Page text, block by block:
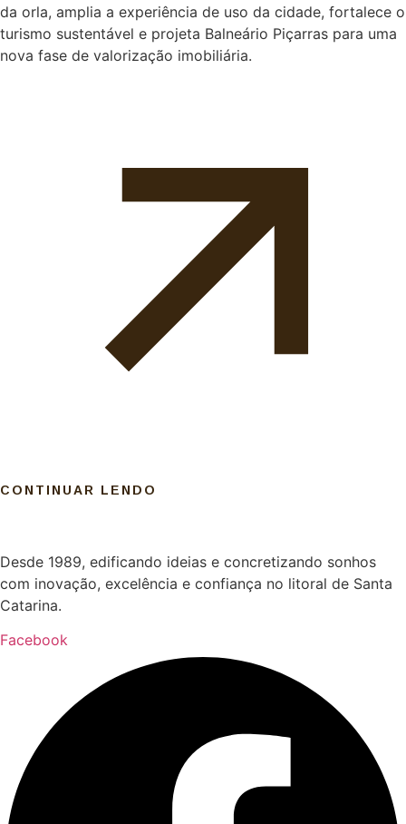
da orla, amplia a experiência de uso da cidade, fortalece o
turismo sustentável e projeta Balneário Piçarras para uma
nova fase de valorização imobiliária.
CONTINUAR LENDO
Desde 1989, edificando ideias e concretizando sonhos
com inovação, excelência e confiança no litoral de Santa
Catarina.
Facebook